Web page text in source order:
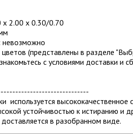
2.00 х 0.30/0.70
невозможно
(представлены в разделе
с условиями доставки и
используется
устойчивостью к истиранию и
в разобранном виде.